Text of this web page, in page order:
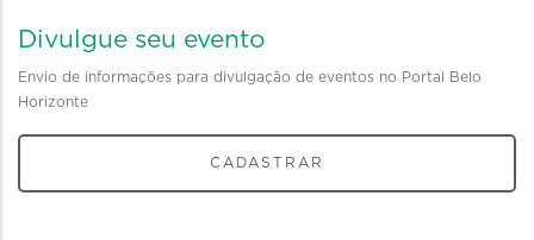
Divulgue seu evento
Envio de informações para divulgação de eventos no Portal Belo
Horizonte
CADASTRAR